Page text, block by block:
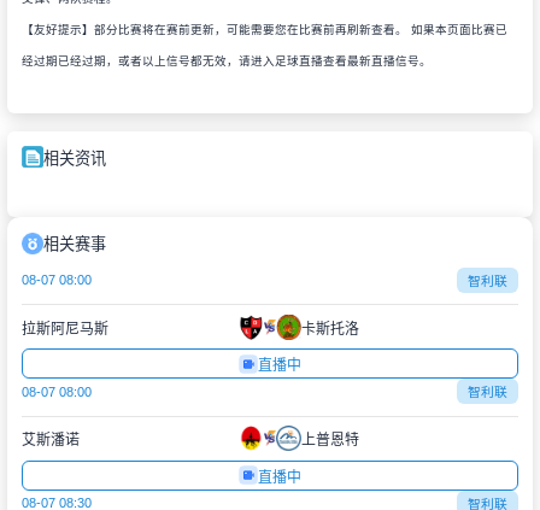
【友好提示】部分比赛将在赛前更新，可能需要您在比赛前再刷新查看。 如果本页面比赛已
经过期已经过期，或者以上信号都无效，请进入足球直播查看最新直播信号。
相关资讯
相关赛事
08-07 08:00 智利联
拉斯阿尼马斯 卡斯托洛
直播中
08-07 08:00 智利联
艾斯潘诺 上普恩特
直播中
08-07 08:30 智利联